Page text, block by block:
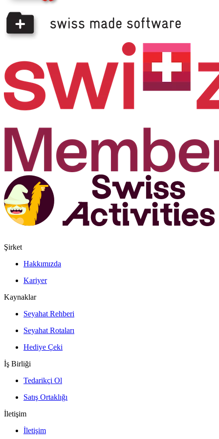
Şirket
Hakkımızda
Kariyer
Kaynaklar
Seyahat Rehberi
Seyahat Rotaları
Hediye Çeki
İş Birliği
Tedarikçi Ol
Satış Ortaklığı
İletişim
İletişim